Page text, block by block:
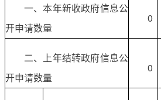
一、本年新收政府信息公
开申请数量
0
二、上年结转政府信息公
开申请数量
0